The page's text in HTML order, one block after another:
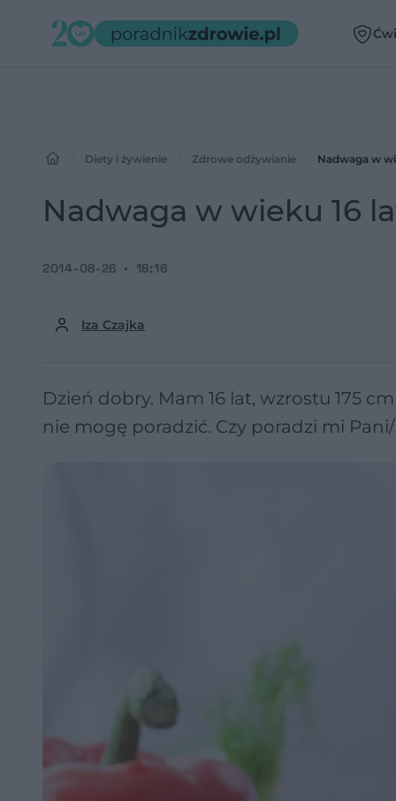
Diety i żywienie Zdrowe odżywianie Nadwaga w
Nadwaga w wieku 16
Iza Czajka
2014-08-26 18:16
Dzień dobry. Mam 16 lat, wzrostu 175
nie mogę poradzić. Czy poradzi mi